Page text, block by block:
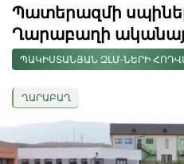
Պատերազմի
Ղարաբաղի
ՊԱԿԻՍՏԱՆՅԱՆ ԶԼՄ-ՆԵՐԻ
ՂԱՐԱԲԱՂ